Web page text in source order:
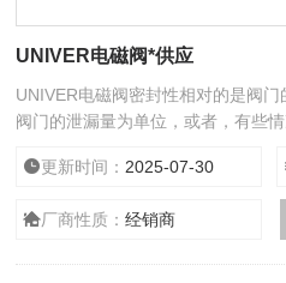
UNIVER电磁阀*供应
UNIVER电磁阀密封性相对的是阀
阀门的泄漏量为单位，或者，有些
就会发热，负载周期或者大通电时
定了电磁阀的温升。电磁阀的温升
的绝缘温度等级。UNIVER电磁阀
更新时间： 2025-07-30
厂商性质：经销商